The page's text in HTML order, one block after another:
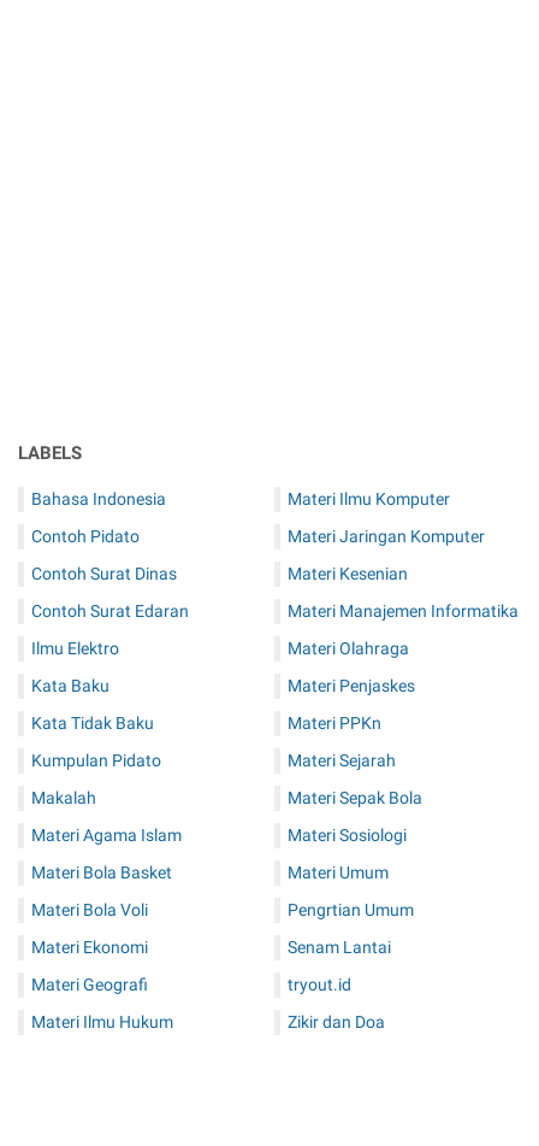
LABELS
Bahasa Indonesia
Contoh Pidato
Contoh Surat Dinas
Contoh Surat Edaran
Ilmu Elektro
Kata Baku
Kata Tidak Baku
Kumpulan Pidato
Makalah
Materi Agama Islam
Materi Bola Basket
Materi Bola Voli
Materi Ekonomi
Materi Geografi
Materi Ilmu Hukum
Materi Ilmu Komputer
Materi Jaringan Komputer
Materi Kesenian
Materi Manajemen Informatika
Materi Olahraga
Materi Penjaskes
Materi PPKn
Materi Sejarah
Materi Sepak Bola
Materi Sosiologi
Materi Umum
Pengrtian Umum
Senam Lantai
tryout.id
Zikir dan Doa